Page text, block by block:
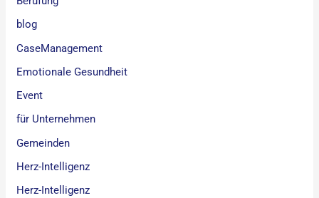
blog
CaseManagement
Emotionale Gesundheit
Event
für Unternehmen
Gemeinden
Herz-Intelligenz
Herz-Intelligenz